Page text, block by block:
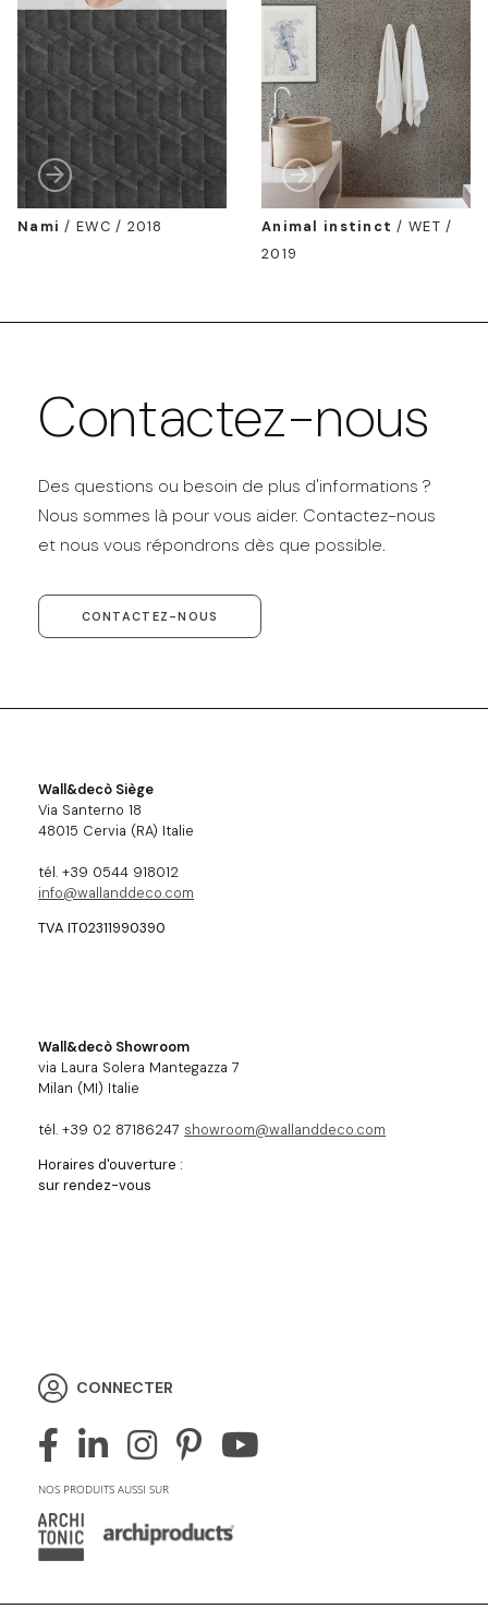
Nami / EWC / 2018 Animal instinct /WET /
2019
Contactez-nous
Des questions ou besoin de plus d'informations ?
Nous sommes là pour vous aider. Contactez-nous
et nous vous répondrons dès que possible.
CONTACTEZ-NOUS
Wall&decò Siège
Via Santerno 18
48015 Cervia (RA) Italie
tél. +39 0544 918012
info@wallanddeco.com
TVA IT02311990390
Wall&decò Showroom
via Laura Solera Mantegazza 7
Milan (MI) Italie
tél. +39 02 87186247 showroom@wallanddeco.com
Horaires d'ouverture :
sur rendez-vous
CONNECTER
NOS PRODUITS AUSSI SUR